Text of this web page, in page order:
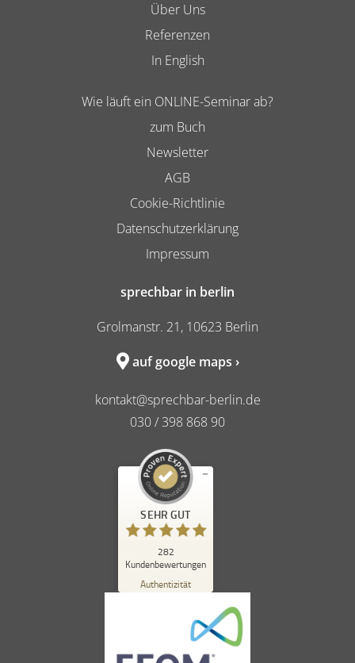
Über Uns
Referenzen
In English
Wie läuft ein ONLINE-Seminar ab?
zum Buch
Newsletter
AGB
Cookie-Richtlinie
Datenschutzerklärung
Impressum
sprechbar in berlin
Grolmanstr. 21, 10623 Berlin
auf google maps ›
kontakt@sprechbar-berlin.de
030 / 398 868 90
SEHR GUT
282
Kundenbewertungen
Authentizität
Kundenbewertungen und Erfahrungen zu
sprechbar in berlin
Empfehlungen auf
ProvenExpert.com
4,84
/
262
Bewertungen auf
ProvenExpert.com
anderen Quelle